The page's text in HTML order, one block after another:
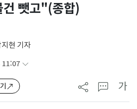
뺏고"(종합)
지현 기자
11:07
가